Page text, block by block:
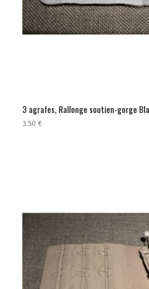
3 agrafes, Rallonge soutien-gorge
3.50 €